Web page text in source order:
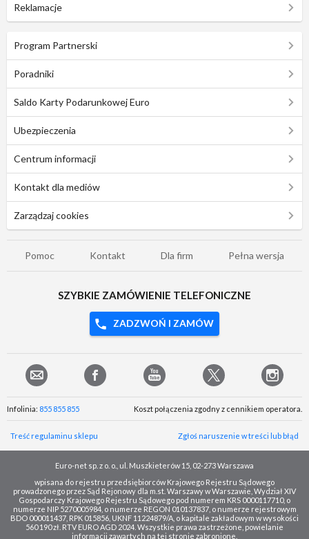
Reklamacje
Program Partnerski
Poradniki
Saldo Karty Podarunkowej Euro
Ubezpieczenia
Centrum informacji
Kontakt dla mediów
Zarządzaj cookies
Pomoc Kontakt Dla firm Pełna wersja
SZYBKIE ZAMÓWIENIE TELEFONICZNE
ZADZWOŃ I ZAMÓW
Infolinia: 855 855 855 Koszt połączenia zgodny z cennikiem operatora.
Treść regulaminu sklepu Zgłoś naruszenie w treści lub błąd
Euro-net sp. z o. o., ul. Muszkieterów 15, 02-273 Warszawa
wpisana do rejestru przedsiębiorców Krajowego Rejestru Sądowego
prowadzonego przez Sąd Rejonowy dla m.st. Warszawy w Warszawie, Wydział XIV
Gospodarczy Krajowego Rejestru Sądowego pod numerem KRS 0000117710, o
numerze NIP 5270005984, o numerze REGON 010137837, o numerze rejestrowym
BDO 000011437, RPK 015856, UKNF 11224879/A, o kapitale zakładowym w wysokości
560 190 zł. RTV EURO AGD 2024. Wszystkie prawa zastrzeżone, powielanie
informacji zawartych na tej stronie zabronione.